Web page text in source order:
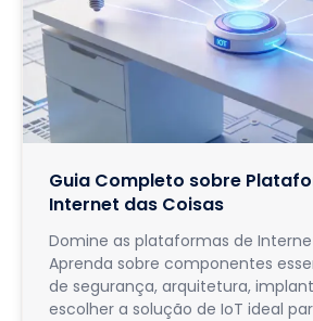
Guia Completo sobre
Internet das Coisas
Domine as plataformas de
Aprenda sobre componentes
de segurança, arquitetura,
escolher a solução de IoT ideal